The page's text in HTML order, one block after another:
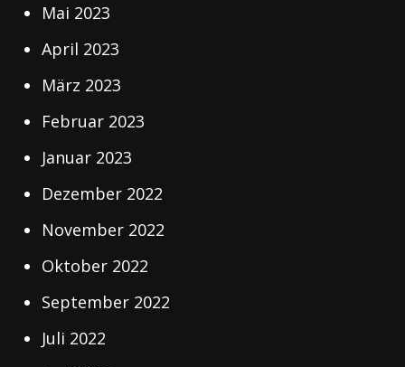
Mai 2023
April 2023
März 2023
Februar 2023
Januar 2023
Dezember 2022
November 2022
Oktober 2022
September 2022
Juli 2022